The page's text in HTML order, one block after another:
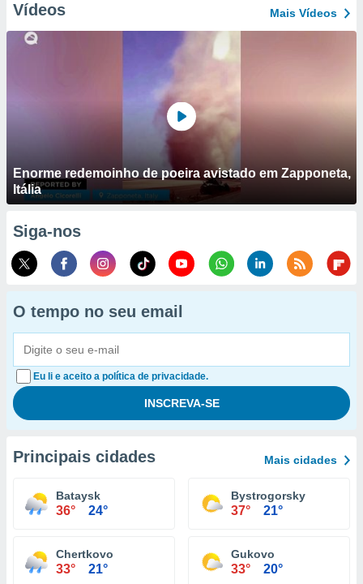
Vídeos Mais Vídeos
Enorme redemoinho de poeira avistado em Zapponeta,
Itália
Siga-nos
O tempo no seu email
Eu li e aceito a política de privacidade.
Principais cidades Mais cidades
Bataysk
36° 24°
Bystrogorsky
37° 21°
Chertkovo
33° 21°
Gukovo
33° 20°